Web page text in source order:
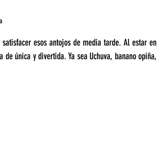
esos antojos de media tarde. Al estar en
única y divertida. Ya sea Uchuva, banano opiña,